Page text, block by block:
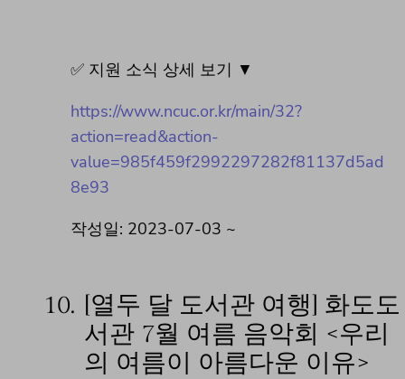
✅ 지원 소식 상세 보기 ▼
https://www.ncuc.or.kr/main/32?
action=read&action-
value=985f459f2992297282f81137d5ad
8e93
작성일: 2023-07-03 ~
10. [열두 달 도서관 여행] 화도도
서관 7월 여름 음악회 <우리
의 여름이 아름다운 이유>